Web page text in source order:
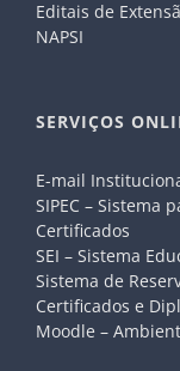
Editais de
NAPSI
SERVIÇOS
E-mail
SIPEC – Sistema
Certificados
SEI – Sistema
Sistema de
Certificados e
Moodle –